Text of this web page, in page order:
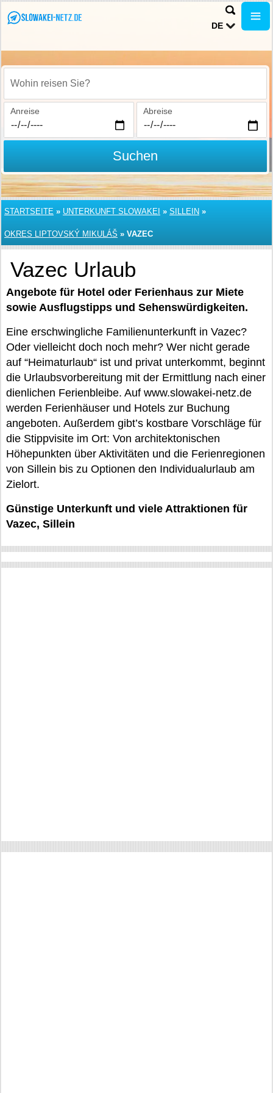
DE
Wohin reisen Sie?
Anreise Abreise
Suchen
STARTSEITE » UNTERKUNFT SLOWAKEI » SILLEIN »
OKRES LIPTOVSKÝ MIKULÁŠ » VAZEC
Vazec Urlaub
Angebote für Hotel oder Ferienhaus zur Miete
sowie Ausflugstipps und Sehenswürdigkeiten.
Eine erschwingliche Familienunterkunft in Vazec?
Oder vielleicht doch noch mehr? Wer nicht gerade
auf “Heimaturlaub“ ist und privat unterkommt, beginnt
die Urlaubsvorbereitung mit der Ermittlung nach einer
dienlichen Ferienbleibe. Auf www.slowakei-netz.de
werden Ferienhäuser und Hotels zur Buchung
angeboten. Außerdem gibt’s kostbare Vorschläge für
die Stippvisite im Ort: Von architektonischen
Höhepunkten über Aktivitäten und die Ferienregionen
von Sillein bis zu Optionen den Individualurlaub am
Zielort.
Günstige Unterkunft und viele Attraktionen für
Vazec, Sillein